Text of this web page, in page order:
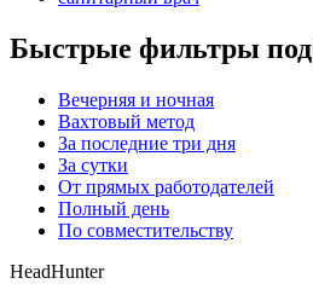
Быстрые фильтры
Вечерняя и ночная
Вахтовый метод
За последние три дня
За сутки
От прямых работодателей
Полный день
По совместительству
HeadHunter